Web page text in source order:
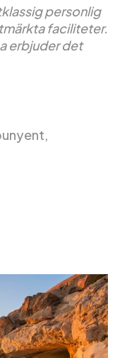
personlig
faciliteter.
erbjuder det